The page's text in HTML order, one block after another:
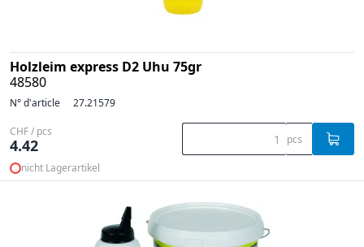
Holzleim express D2 Uhu 75gr
48580
N° d'article 27.21579
CHF / pcs
4.42 pcs
nicht Lagerartikel